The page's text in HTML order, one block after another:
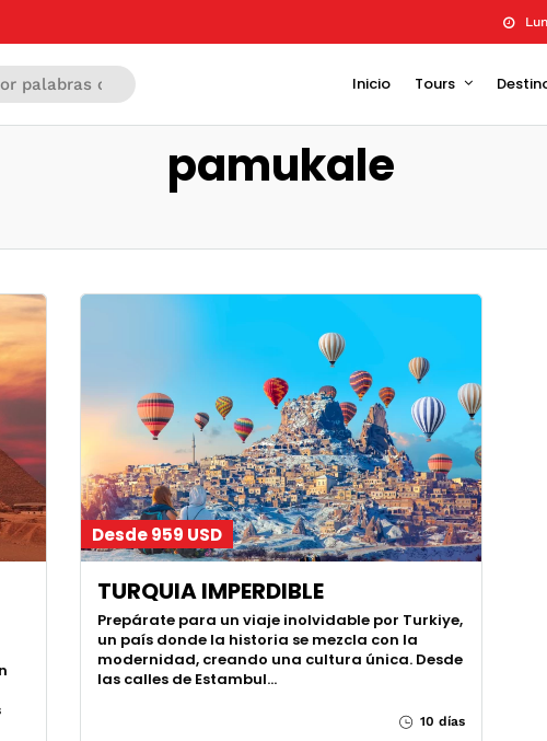
Inicio Tours
pamukale
Desde 959 USD
TURQUIA IMPERDIBLE
Prepárate para un viaje inolvidable por Turkiye,
un país donde la historia se mezcla con la
modernidad, creando una cultura única. Desde
las calles de Estambul…
10 días